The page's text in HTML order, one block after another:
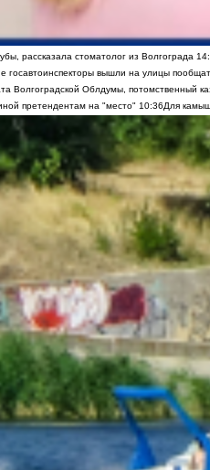
рассказала стоматолог из Волгограда
госавтоинспекторы вышли на улицы
Волгоградской Облдумы, потомственный
претендентам на "место" 10:36Для